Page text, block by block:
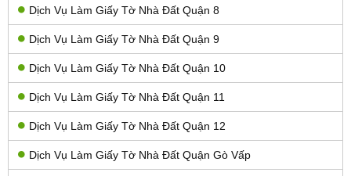
Dịch Vụ Làm Giấy Tờ Nhà Đất Quận 8
Dịch Vụ Làm Giấy Tờ Nhà Đất Quận 9
Dịch Vụ Làm Giấy Tờ Nhà Đất Quận 10
Dịch Vụ Làm Giấy Tờ Nhà Đất Quận 11
Dịch Vụ Làm Giấy Tờ Nhà Đất Quận 12
Dịch Vụ Làm Giấy Tờ Nhà Đất Quận Gò Vấp